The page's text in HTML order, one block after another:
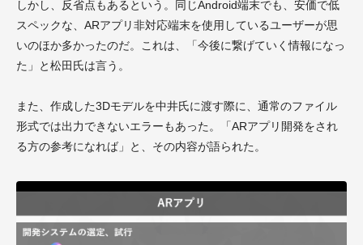
しかし、反省点もあるという。同じAndroid端末でも、安価で低
スペックな、ARアプリ非対応端末を使用しているユーザーが思
いのほか多かったのだ。これは、「今後に繋げていく情報になっ
た」と松田氏は言う。
また、作成した3Dモデルを中井氏に渡す際に、通常のファイル
形式では出力できないエラーもあった。「ARアプリ開発をされ
る方の参考になれば」と、その内容が語られた。